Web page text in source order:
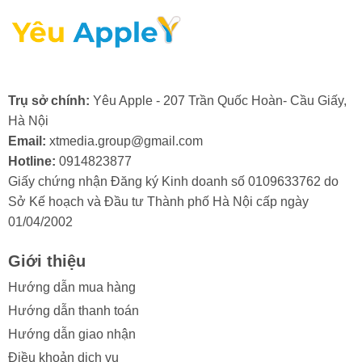
- Lỗi từ nhà sản xuất: Mặc dù hiếm gặp, nhưng đôi khi
hành hoặc thay camera trước iPad mới.
2. Khi nào cần thay camera trước cho
iPad Pro M1 11 2021?
camera trước iPad bị va đập mạnh, bạn cần thay
camera trước iPad Pro M1 11 2021 khi nhận thấy các
dấu hiệu sau:
- Ảnh hoặc video bị mờ, không thể lấy nét.
Trụ sở chính: Yêu Apple - 207 Trần Quốc Hoàn- Cầu Giấy,
Hà Nội
Email: xtmedia.group@gmail.com
Hotline: 0914823877
Giấy chứng nhận Đăng ký Kinh doanh số 0109633762 do
Sở Kế hoạch và Đầu tư Thành phố Hà Nội cấp ngày
01/04/2002
Giới thiệu
Hướng dẫn mua hàng
Hướng dẫn thanh toán
Hướng dẫn giao nhận
Điều khoản dịch vụ